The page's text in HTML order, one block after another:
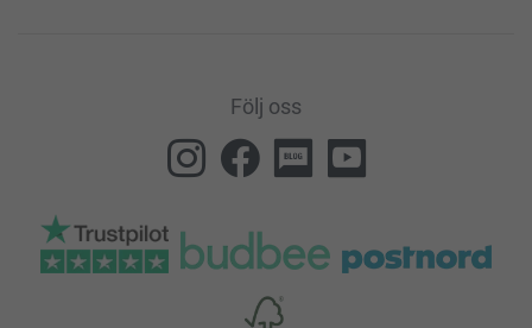
Följ oss